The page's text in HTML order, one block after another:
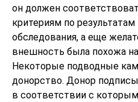
он должен
критериям по
обследования, а еще
внешность была похожа
Некоторые подводные
донорство. Донор
в соответствии с